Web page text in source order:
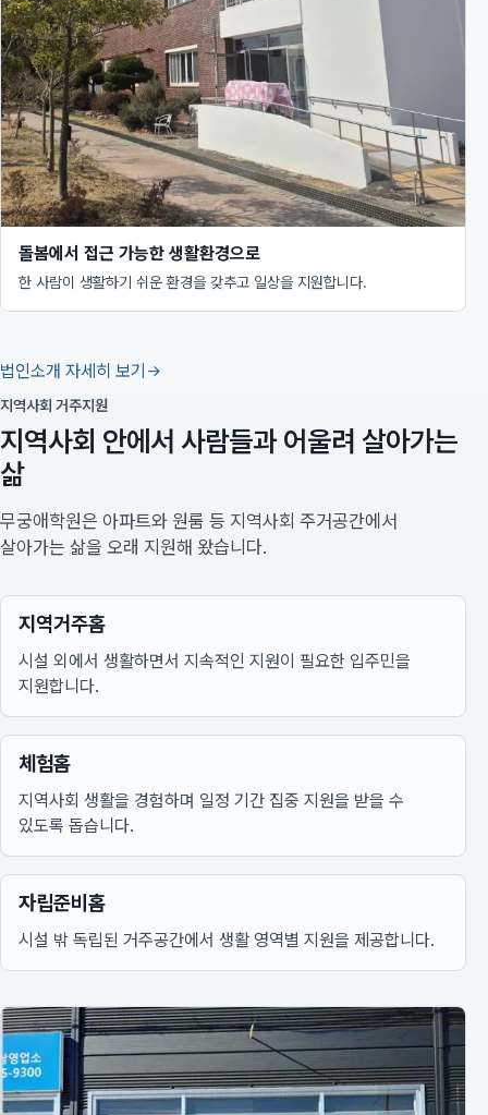
돌봄에서 접근 가능한 생활환경으로
한 사람이 생활하기 쉬운 환경을 갖추고 일상을 지원합니다.
법인소개 자세히 보기
지역사회 거주지원
지역사회 안에서 사람들과 어울려 살아가는
삶
무궁애학원은 아파트와 원룸 등 지역사회 주거공간에서
살아가는 삶을 오래 지원해 왔습니다.
지역거주홈
시설 외에서 생활하면서 지속적인 지원이 필요한 입주민을
지원합니다.
체험홈
지역사회 생활을 경험하며 일정 기간 집중 지원을 받을 수
있도록 돕습니다.
자립준비홈
시설 밖 독립된 거주공간에서 생활 영역별 지원을 제공합니다.